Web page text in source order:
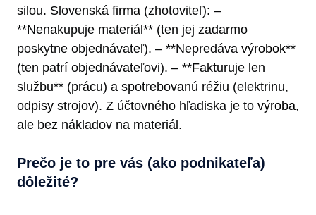
silou. Slovenská firma (zhotoviteľ): –
**Nenakupuje materiál** (ten jej zadarmo
poskytne objednávateľ). – **Nepredáva výrobok**
(ten patrí objednávateľovi). – **Fakturuje len
službu** (prácu) a spotrebovanú réžiu (elektrinu,
odpisy strojov). Z účtovného hľadiska je to výroba,
ale bez nákladov na materiál.
Prečo je to pre vás (ako podnikateľa)
dôležité?